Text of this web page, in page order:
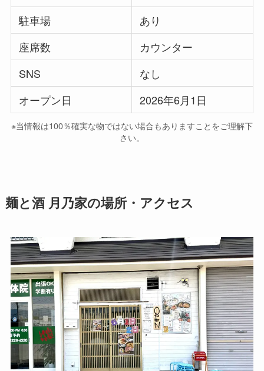
駐車場
あり
座席数
カウンター
SNS
なし
オープン日
2026年6月1日
※当情報は100％確実な物ではない場合もありますことをご理解下
さい。
麺と酒 月乃家の場所・アクセス